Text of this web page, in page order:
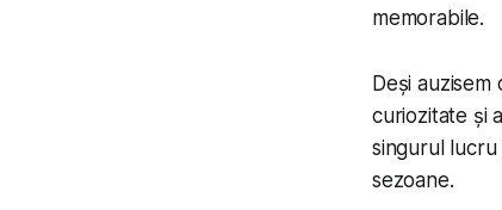
memorabile.
Deși
curiozitate și
singurul
sezoane.